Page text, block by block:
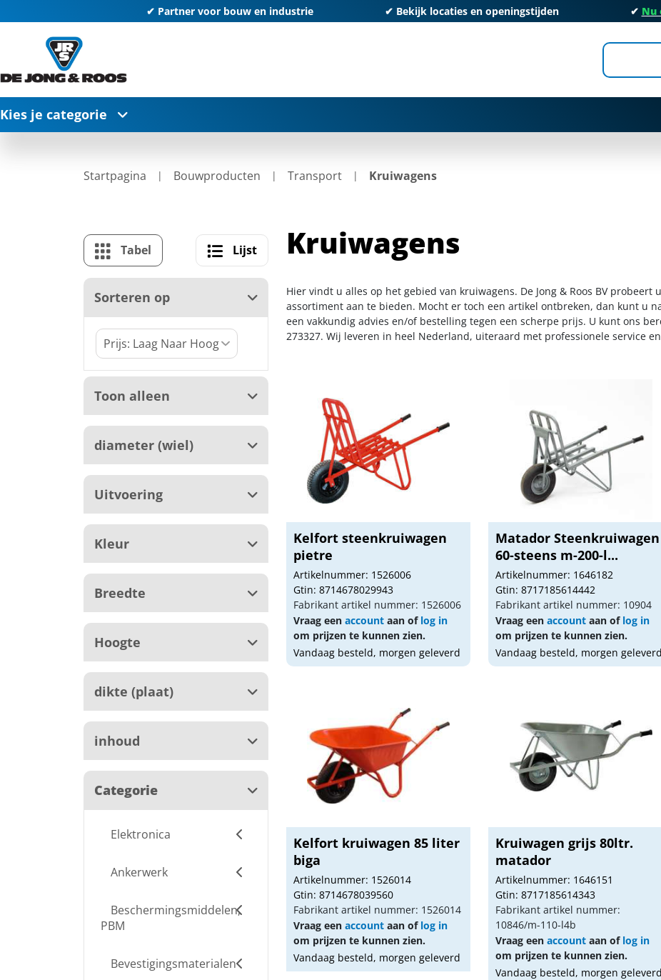
✔ Partner voor bouw en industrie ✔ Bekijk locaties en openingstijden ✔ Nu
Kies je categorie
Startpagina Bouwproducten Transport Kruiwagens
Tabel Lijst
Sorteren op
Toon alleen
diameter (wiel)
Uitvoering
Kleur
Breedte
Hoogte
dikte (plaat)
inhoud
Categorie
Elektronica
Ankerwerk
Beschermingsmiddelen,
PBM
Bevestigingsmaterialen
Kruiwagens
Hier vindt u alles op het gebied van kruiwagens. De Jong & Roos BV
assortiment aan te bieden. Mocht er toch een artikel ontbreken, dan kunt u
een vakkundig advies en/of bestelling tegen een scherpe prijs. U kunt ons
273327. Wij leveren in heel Nederland, uiteraard met professionele service
Kelfort steenkruiwagen
pietre
Artikelnummer: 1526006
Gtin: 8714678029943
Fabrikant artikel nummer: 1526006
Vraag een accountaan of log in
om prijzen te kunnen zien.
Vandaag besteld, morgen geleverd
Matador Steenkruiwagen
60-steens m-200-l...
Artikelnummer: 1646182
Gtin: 8717185614442
Fabrikant artikel nummer: 10904
Vraag eenaccount aan of log in
om prijzen te kunnen zien.
Vandaag besteld, morgen geleverd
Kelfort kruiwagen 85 liter
biga
Artikelnummer: 1526014
Gtin: 8714678039560
Fabrikant artikel nummer: 1526014
Vraag een accountaan of log in
om prijzen te kunnen zien.
Vandaag besteld, morgen geleverd
Kruiwagen grijs 80ltr.
matador
Artikelnummer: 1646151
Gtin: 8717185614343
Fabrikant artikel nummer:
10846/m-110-l4b
Vraag eenaccount aan of log in
om prijzen te kunnen zien.
Vandaag besteld, morgen geleverd